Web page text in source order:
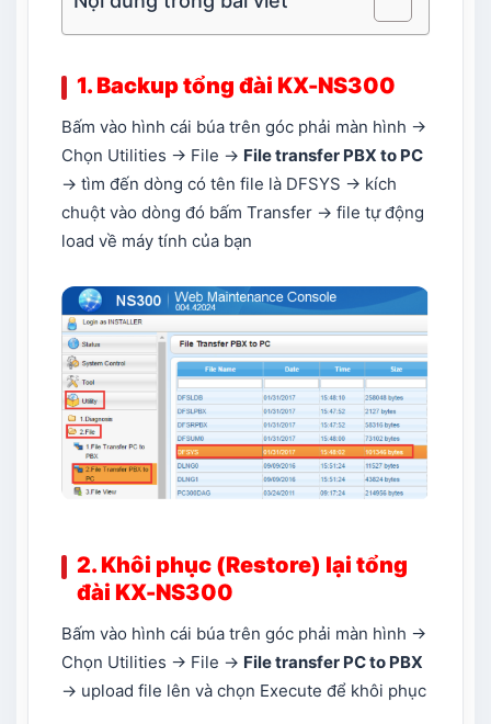
1. Backup tổng đài KX-NS300
Bấm vào hình cái búa trên góc phải màn hình ->
Chọn Utilities -> File -> File transfer PBX to PC
-> tìm đến dòng có tên file là DFSYS -> kích
chuột vào dòng đó bấm Transfer -> file tự động
load về máy tính của bạn
2. Khôi phục (Restore) lại tổng
đài KX-NS300
Bấm vào hình cái búa trên góc phải màn hình ->
Chọn Utilities -> File -> File transfer PC to PBX
-> upload file lên và chọn Execute để khôi phục